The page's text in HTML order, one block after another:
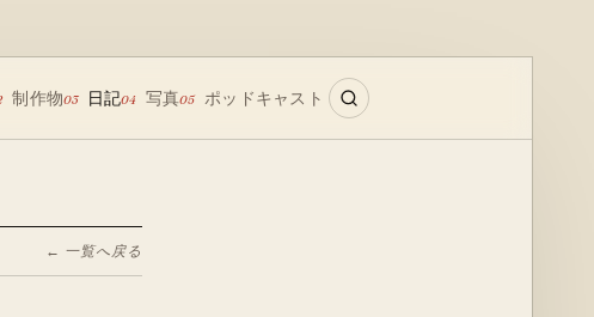
制作物03 日記04 写真05 ポッドキャスト
← 一覧へ戻る